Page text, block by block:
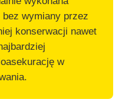
bez wymiany przez
konserwacji nawet
w